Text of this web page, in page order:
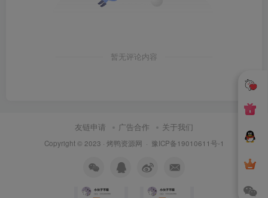
暂无评论内容
友链申请 广告合作 关于我们
Copyright © 2023 · 烤鸭资源网 · 豫ICP备19010611号-1